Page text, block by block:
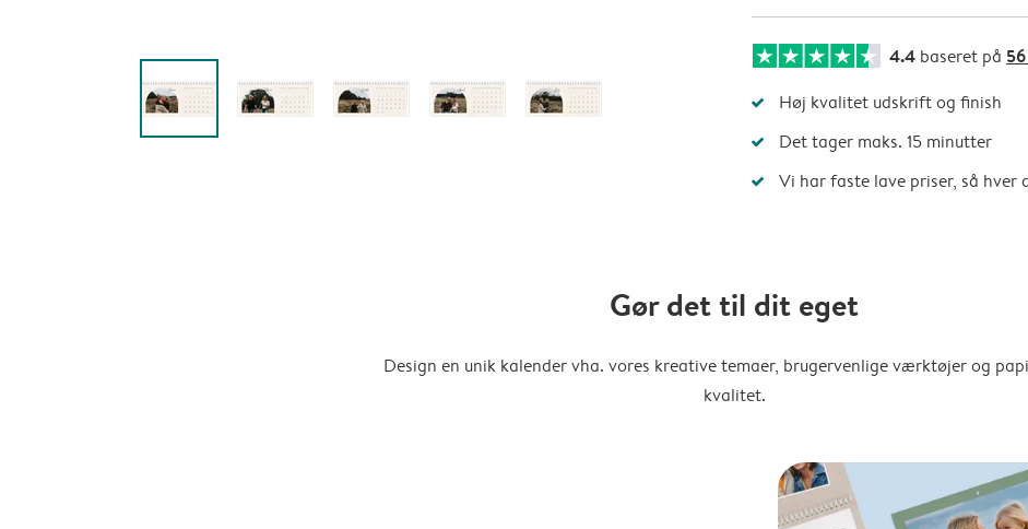
4.4 baseret på
Høj kvalitet udskrift og finish
Det tager maks. 15 minutter
Vi har faste lave priser, så
Gør det til dit eget
Design en unik kalender vha. vores kreative temaer, brugervenlige værktøjer og
kvalitet.